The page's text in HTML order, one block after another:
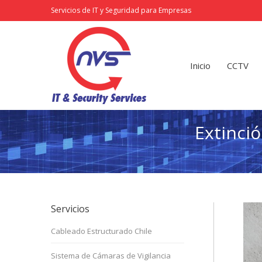
Servicios de IT y Seguridad para Empresas
Inicio CCTV
Servicios
Cableado Estructurado Chile
Sistema de Cámaras de Vigilancia
Inicio CCTV Redes